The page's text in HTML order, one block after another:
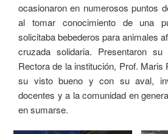
ocasionaron en numerosos puntos
al tomar conocimiento de una
solicitaba bebederos para animales
cruzada solidaria. Presentaron
Rectora de la institución, Prof. Maris
su visto bueno y con su aval,
docentes y a la comunidad en
en sumarse.